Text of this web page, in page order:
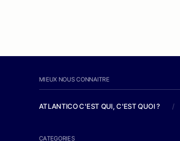
MIEUX NOUS CONNAITRE
ATLANTICO C'EST QUI, C'EST QUOI ? /
CATEGORIES